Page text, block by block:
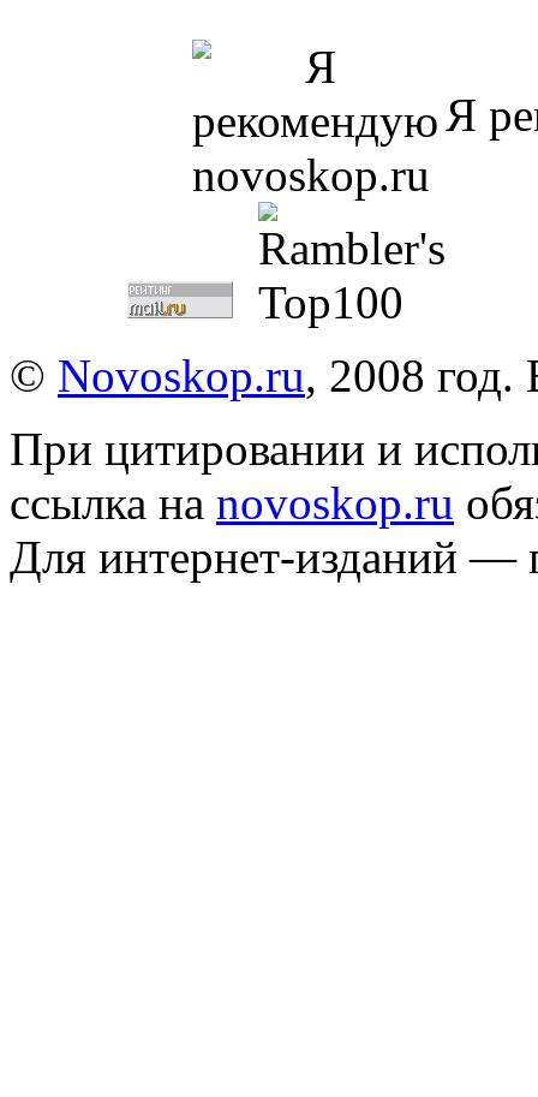
Я
© Novoskop.ru, 2008
При цитировании и
ссылка на novoskop.ru
Для интернет-изданий —